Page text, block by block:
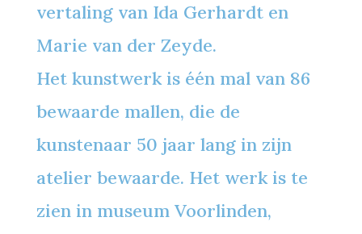
vertaling van Ida Gerhardt en
Marie van der Zeyde.
Het kunstwerk is één mal van 86
bewaarde mallen, die de
kunstenaar 50 jaar lang in zijn
atelier bewaarde. Het werk is te
zien in museum Voorlinden,